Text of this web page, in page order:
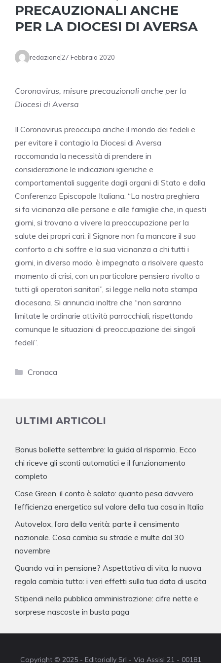
PRECAUZIONALI ANCHE
PER LA DIOCESI DI AVERSA
redazione27 Febbraio 2020
Coronavirus, misure precauzionali anche per la
Diocesi di Aversa
Il Coronavirus preoccupa anche il mondo dei fedeli e
per evitare il contagio la Diocesi di Aversa
raccomanda la necessità di prendere in
considerazione le indicazioni igieniche e
comportamentali suggerite dagli organi di Stato e dalla
Conferenza Episcopale Italiana. “La nostra preghiera
si fa vicinanza alle persone e alle famiglie che, in questi
giorni, si trovano a vivere la preoccupazione per la
salute dei propri cari: il Signore non fa mancare il suo
conforto a chi soffre e la sua vicinanza a chi tutti i
giorni, in diverso modo, è impegnato a risolvere questo
momento di crisi, con un particolare pensiero rivolto a
tutti gli operatori sanitari”, si legge nella nota stampa
diocesana. Si annuncia inoltre che “non saranno
limitate le ordinarie attività parrocchiali, rispettando
comunque le situazioni di preoccupazione dei singoli
fedeli”.
Categorie
Cronaca
ULTIMI ARTICOLI
Bonus bollette settembre: la guida al risparmio. Ecco
chi riceve gli sconti automatici e il funzionamento
completo
Case Green, il conto è salato: quanto pesa davvero
l’efficienza energetica sul valore della tua casa in Italia
Autovelox, l’ora della verità: parte il censimento
nazionale. Cosa cambia su strade e multe dal 30
novembre
Quando vai in pensione? Aspettativa di vita, la nuova
regola cambia tutto: i veri effetti sulla tua data di uscita
Stipendi nella pubblica amministrazione: cifre nette e
sorprese nascoste in busta paga
Copyright © 2025 - Editorially Srl - Via Assisi 21 - 00181